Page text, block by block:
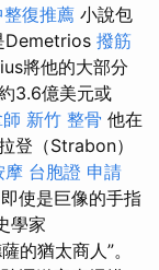
整復推薦 小說包
Demetrios 撥筋
將他的大部分
3.6億美元或
新竹 整骨 他在
登（Strabon）
摩 台胞證 申請
使是巨像的手指
學家
的猶太商人”。